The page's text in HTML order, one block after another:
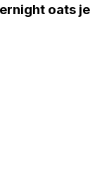
oats je